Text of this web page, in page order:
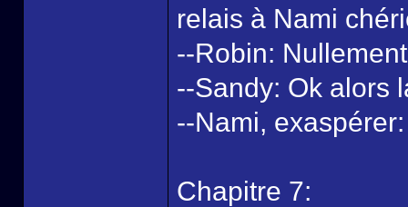
relais à Nami
--Robin:
--Sandy: Ok alors
--Nami,
Chapitre 7: